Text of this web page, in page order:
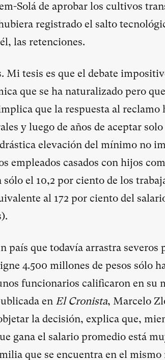
Solá de aprobar los cultivos
registrado el salto
las retenciones.
Mi tesis es que el debate
que se ha naturalizado pero
que la respuesta al reclamo
y luego de años de aceptar
elevación del mínimo no
empleados casados con hijos
el 10,2 por ciento de los
al 172 por ciento del
país que todavía arrastra severos
4.500 millones de pesos sólo
funcionarios calificaron en su
en El Cronista, Marcelo
la decisión, explica que,
gana el salario promedio está
que se encuentra en el